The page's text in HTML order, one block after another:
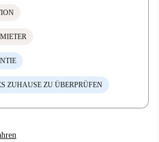
ZUHAUSE ZU ÜBERPRÜFEN